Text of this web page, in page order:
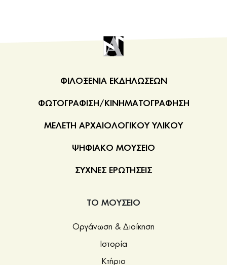
ΦΙΛΟΞΕΝΙΑ ΕΚΔΗΛΩΣΕΩΝ
ΦΩΤΟΓΡΑΦΙΣΗ/ΚΙΝΗΜΑΤΟΓΡΑΦΗΣΗ
ΜΕΛΕΤΗ ΑΡΧΑΙΟΛΟΓΙΚΟΥ ΥΛΙΚΟΥ
ΨΗΦΙΑΚΟ ΜΟΥΣΕΙΟ
ΣΥΧΝΕΣ ΕΡΩΤΗΣΕΙΣ
ΤΟ ΜΟΥΣΕΙΟ
Οργάνωση & Διοίκηση
Ιστορία
Κτήριο